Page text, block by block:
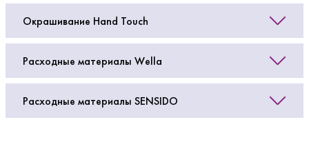
Окрашивание Hand Touch
Расходные материалы Wella
Расходные материалы SENSIDO